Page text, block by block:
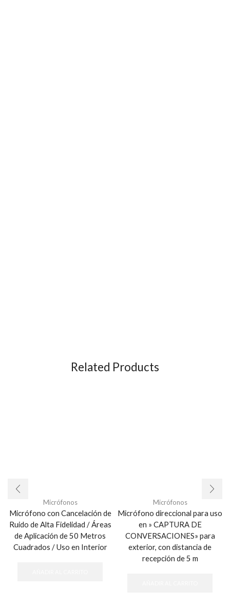
Related Products
Micrófonos
Micrófono con Cancelación de
Ruido de Alta Fidelidad / Áreas
de Aplicación de 50 Metros
Cuadrados / Uso en Interior
Micrófonos
Micrófono direccional para uso
en » CAPTURA DE
CONVERSACIONES» para
exterior, con distancia de
recepción de 5 m